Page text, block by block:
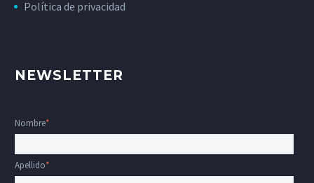
Política de privacidad
NEWSLETTER
Nombre*
Apellido*